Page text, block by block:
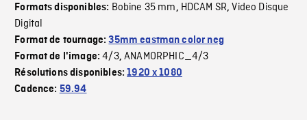
Formats disponibles: Bobine 35 mm, HDCAM SR,Video Disque
Digital
Format de tournage:35mm eastman color neg
Format de l'image:4/3,ANAMORPHIC_4/3
Résolutions disponibles:1920 x 1080
Cadence: 59.94